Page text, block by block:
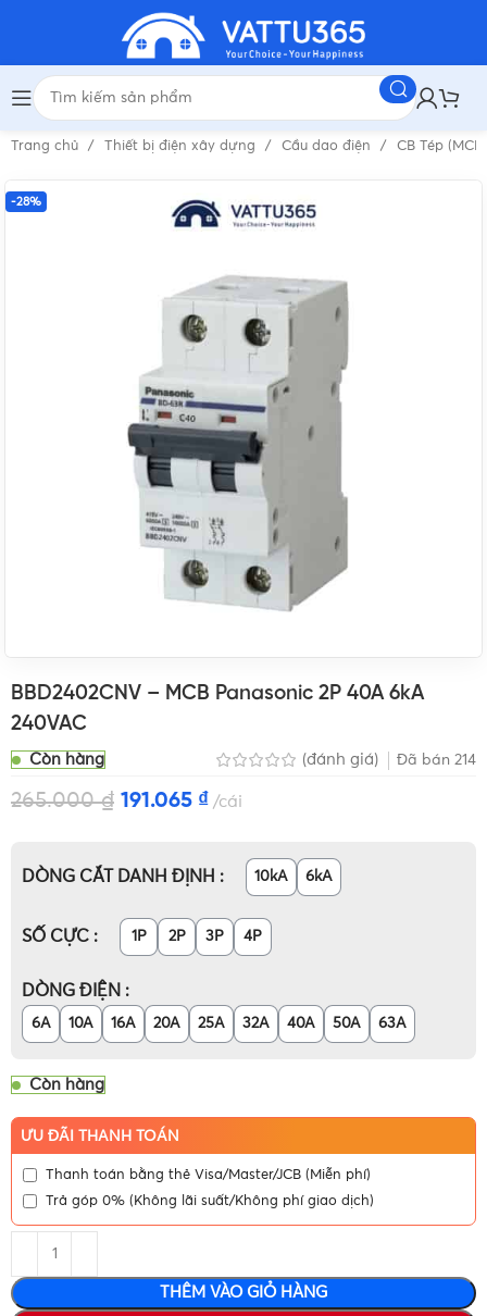
Trang chủ Thiết bị điện xây dựng Cầu dao điện CB Tép
-28%
BBD2402CNV – MCB Panasonic 2P 40A 6kA
240VAC
Còn hàng (đánh giá) Đã bán 214
265.000₫ 191.065 ₫ cái
DÒNG CẮT DANH ĐỊNH 10kA 6kA
SỐ CỰC 1P 2P 3P 4P
DÒNG ĐIỆN
6A 10A 16A 20A 25A 32A 40A 50A 63A
Còn hàng
ƯU ĐÃI THANH TOÁN
Thanh toán bằng thẻ Visa/Master/JCB (Miễn phí)
Trả góp 0% (Không lãi suất/Không phí giao dịch)
THÊM VÀO GIỎ HÀNG